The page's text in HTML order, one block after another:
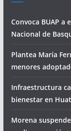
Convoca BUAP
Nacional de
Plantea María
menores
Infraestructura
bienestar en
Morena